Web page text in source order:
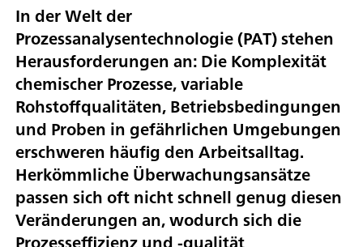
In der Welt der
Prozessanalysentechnologie (PAT) stehen
Herausforderungen an: Die Komplexität
chemischer Prozesse, variable
Rohstoffqualitäten, Betriebsbedingungen
und Proben in gefährlichen Umgebungen
erschweren häufig den Arbeitsalltag.
Herkömmliche Überwachungsansätze
passen sich oft nicht schnell genug diesen
Veränderungen an, wodurch sich die